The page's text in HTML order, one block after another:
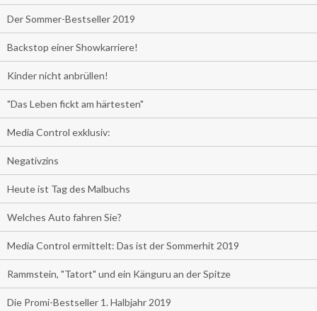
Der Sommer-Bestseller 2019
Backstop einer Showkarriere!
Kinder nicht anbrüllen!
"Das Leben fickt am härtesten"
Media Control exklusiv:
Negativzins
Heute ist Tag des Malbuchs
Welches Auto fahren Sie?
Media Control ermittelt: Das ist der Sommerhit 2019
Rammstein, "Tatort" und ein Känguru an der Spitze
Die Promi-Bestseller 1. Halbjahr 2019